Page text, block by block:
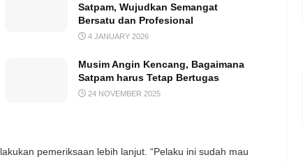
Satpam, Wujudkan Semangat
Bersatu dan Profesional
4 JANUARY 2026
Musim Angin Kencang, Bagaimana
Satpam harus Tetap Bertugas
24 NOVEMBER 2025
pemeriksaan lebih lanjut. “Pelaku ini sudah mau